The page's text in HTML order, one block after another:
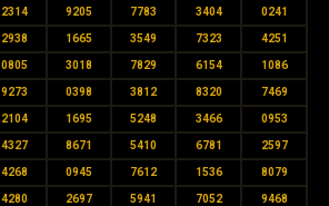
2314 9205 7783 3404 0241
2938 1665 3549 7323 4251
0805 3018 7829 6154 1086
9273 0398 3812 8320 7469
2104 1695 5248 3466 0953
4327 8671 5410 6781 2597
4268 0945 7612 1536 8079
4280 2697 5941 7052 9468